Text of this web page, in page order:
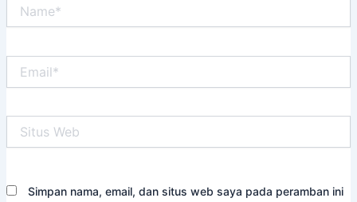
Web
Simpan nama, email, dan situs web saya pada peramban ini